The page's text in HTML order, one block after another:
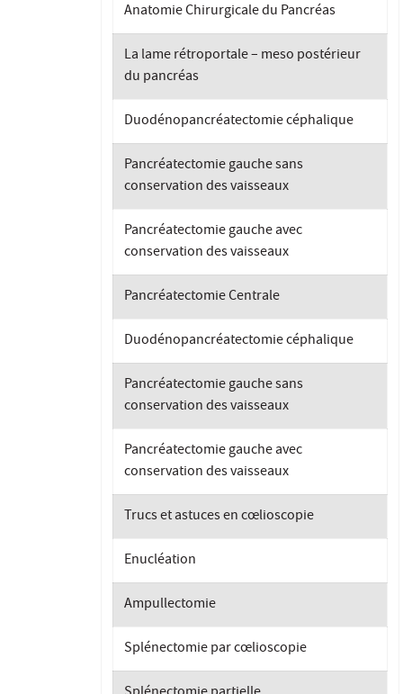
Anatomie Chirurgicale du Pancréas
La lame rétroportale – meso postérieur
du pancréas
Duodénopancréatectomie céphalique
Pancréatectomie gauche sans
conservation des vaisseaux
Pancréatectomie gauche avec
conservation des vaisseaux
Pancréatectomie Centrale
Duodénopancréatectomie céphalique
Pancréatectomie gauche sans
conservation des vaisseaux
Pancréatectomie gauche avec
conservation des vaisseaux
Trucs et astuces en cœlioscopie
Enucléation
Ampullectomie
Splénectomie par cœlioscopie